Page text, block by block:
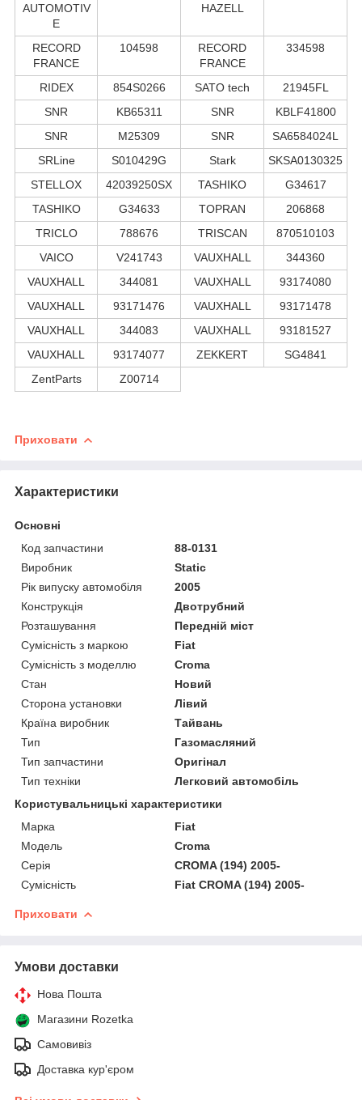
AUTOMOTIV
E
HAZELL
RECORD
FRANCE
104598
RECORD
FRANCE
334598
RIDEX 854S0266 SATO tech
21945FL
SNR
KB65311 SNR
KBLF41800
SNR
M25309 SNR
SA6584024L
SRLine
S010429G Stark
SKSA0130325
STELLOX
42039250SX TASHIKO
G34617
TASHIKO
G34633 TOPRAN
206868
TRICLO
788676 TRISCAN
870510103
VAICO
V241743 VAUXHALL
344360
VAUXHALL
344081 VAUXHALL
93174080
VAUXHALL
93171476 VAUXHALL
93171478
VAUXHALL
344083 VAUXHALL
93181527
VAUXHALL
93174077 ZEKKERT
SG4841
ZentParts
Z00714
Приховати
Характеристики
Основні
Код запчастини
88-0131
Виробник
Static
Рік випуску автомобіля
2005
Конструкція
Двотрубний
Розташування
Передній міст
Сумісність з маркою
Fiat
Сумісність з моделлю
Croma
Стан
Новий
Сторона установки
Лівий
Країна виробник
Тайвань
Тип
Газомасляний
Тип запчастини
Оригінал
Тип техніки
Легковий автомобіль
Користувальницькі характеристики
Марка
Fiat
Мoдель
Croma
Серія
CROMA (194) 2005-
Сумісність
Fiat CROMA (194) 2005-
Приховати
Умови доставки
Нова Пошта
Магазини Rozetka
Самовивіз
Доставка кур'єром